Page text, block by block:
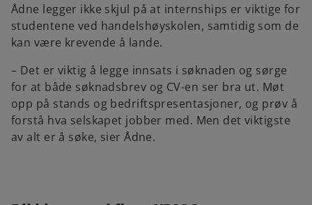
Ådne legger ikke skjul på at internships er viktige for
studentene ved handelshøyskolen, samtidig som de
kan være krevende å lande.
– Det er viktig å legge innsats i søknaden og sørge
for at både søknadsbrev og CV-en ser bra ut. Møt
opp på stands og bedriftspresentasjoner, og prøv å
forstå hva selskapet jobber med. Men det viktigste
av alt er å søke, sier Ådne.